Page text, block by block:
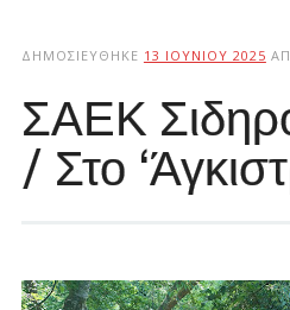
ΔΗΜΟΣΙΕΎΘΗΚΕ 13 ΙΟΥΝΊΟΥ 2025
ΣΑΕΚ
/ Στο